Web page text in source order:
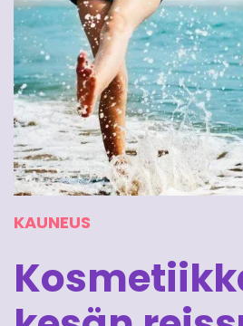
KAUNEUS